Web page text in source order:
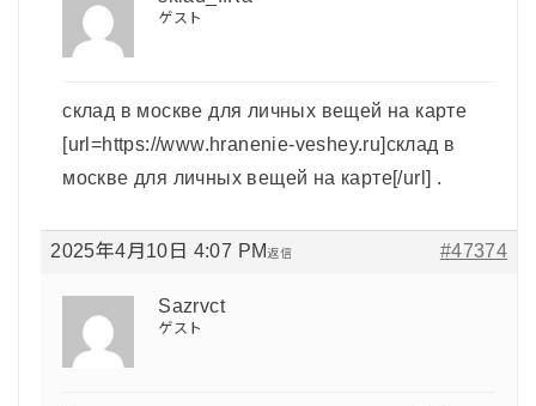
ゲスト
склад в москве для личных вещей на карте
[url=https://www.hranenie-veshey.ru]склад в
москве для личных вещей на карте[/url] .
2025年4月10日 4:07 PM #47374
返信
Sazrvct
ゲスト